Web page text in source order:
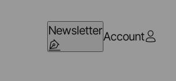
NewsletterAccount